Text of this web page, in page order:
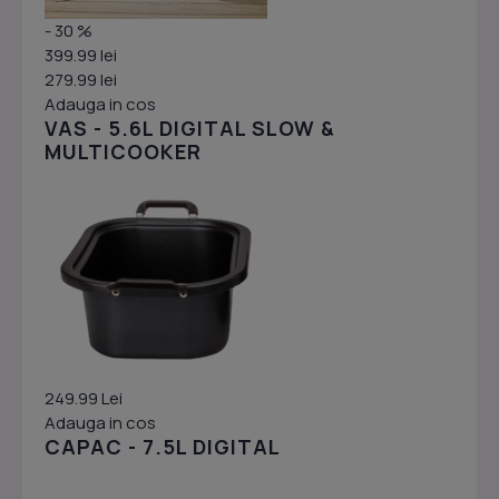
- 30 %
399.99 lei
279.99 lei
Adauga in cos
VAS - 5.6L DIGITAL SLOW &
MULTICOOKER
249.99 Lei
Adauga in cos
CAPAC - 7.5L DIGITAL